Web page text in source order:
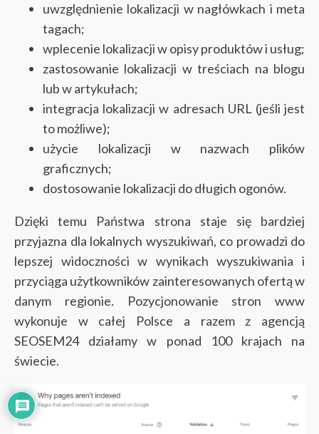
uwzględnienie lokalizacji w nagłówkach i meta
tagach;
wplecenie lokalizacji w opisy produktów i usług;
zastosowanie lokalizacji w treściach na blogu
lub w artykułach;
integracja lokalizacji w adresach URL (jeśli jest
to możliwe);
użycie lokalizacji w nazwach plików
graficznych;
dostosowanie lokalizacji do długich ogonów.
Dzięki temu Państwa strona staje się bardziej
przyjazna dla lokalnych wyszukiwań, co prowadzi do
lepszej widoczności w wynikach wyszukiwania i
przyciąga użytkowników zainteresowanych ofertą w
danym regionie. Pozycjonowanie stron www
wykonuje w całej Polsce a razem z agencją
SEOSEM24 działamy w ponad 100 krajach na
świecie.